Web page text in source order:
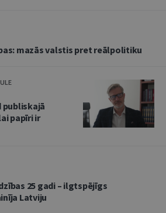
mazās valstis pret reālpolitiku
publiskajā
papīri ir
25 gadi – ilgtspējīgs
Latviju